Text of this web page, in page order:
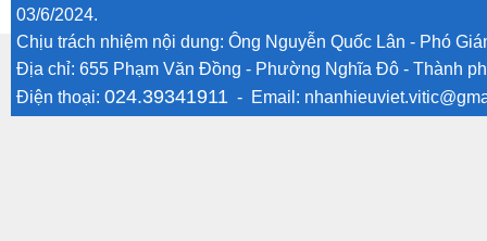
03/6/2024.
Chịu trách nhiệm nội dung: Ông Nguyễn Quốc Lân - Phó
Địa chỉ: 655 Phạm Văn Đồng - Phường Nghĩa Đô - Thành
Điện thoại: 024.39341911 - Email: